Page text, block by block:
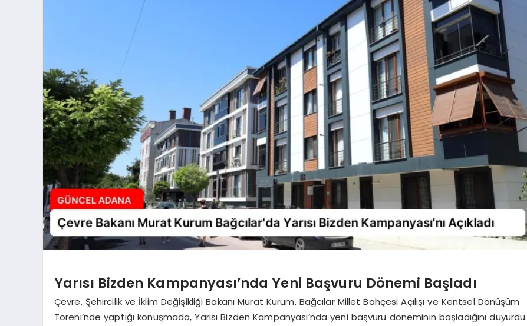
Yarısı Bizden Kampanyası’nda Yeni Başvuru Dönemi Başladı
Çevre, Şehircilik ve İklim Değişikliği Bakanı Murat Kurum, Bağcılar Millet Bahçesi Açılışı ve Kentsel Dönüşüm
Töreni’nde yaptığı konuşmada, Yarısı Bizden Kampanyası’nda yeni başvuru döneminin başladığını duyurdu.